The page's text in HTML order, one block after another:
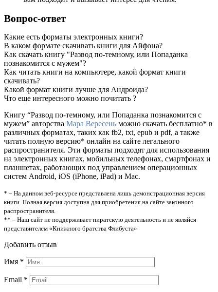
Вопрос-ответ
Какие есть форматы электронных книги?
В каком формате скачивать книги для Айфона?
Как скачать книгу "Развод по-темному, или Попаданка
познакомится с мужем"?
Как читать книги на компьютере, какой формат книги
скачивать?
Какой формат книги лучше для Андроида?
Что еще интересного можно почитать ?
Книгу “Развод по-темному, или Попаданка познакомится с
мужем” авторства Мара Вересень можно скачать бесплатно* в
различных форматах, таких как fb2, txt, epub и pdf, а также
читать полную версию* онлайн на сайте легального
распространителя. Эти форматы подходят для использования
на электронных книгах, мобильных телефонах, смартфонах и
планшетах, работающих под управлением операционных
систем Android, iOS (iPhone, iPad) и Mac.
* – На данном веб-ресурсе представлена лишь демонстрационная версия
книги. Полная версия доступна для приобретения на сайте законного
распространителя.
** – Наш сайт не поддерживает пиратскую деятельность и не являйся
представителем «Книжного братства Флибуста»
Добавить отзыв
Имя *
Email *